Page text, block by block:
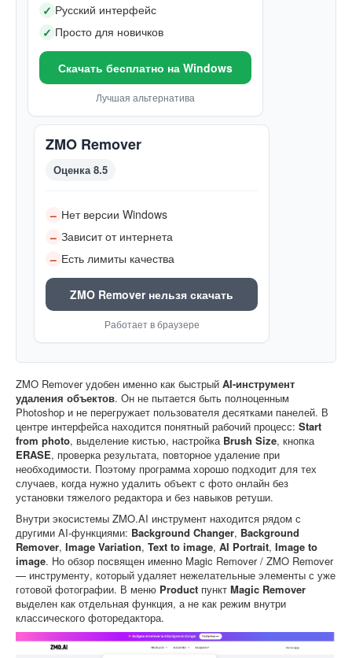
✓ Русский интерфейс
✓ Просто для новичков
Скачать бесплатно на Windows
Лучшая альтернатива
ZMO Remover
Оценка 8.5
– Нет версии Windows
– Зависит от интернета
– Есть лимиты качества
ZMO Remover нельзя скачать
Работает в браузере
ZMO Remover удобен именно как быстрый AI-инструмент
удаления объектов. Он не пытается быть полноценным
Photoshop и не перегружает пользователя десятками панелей. В
центре интерфейса находится понятный рабочий процесс: Start
from photo, выделение кистью, настройка Brush Size, кнопка
ERASE, проверка результата, повторное удаление при
необходимости. Поэтому программа хорошо подходит для тех
случаев, когда нужно удалить объект с фото онлайн без
установки тяжелого редактора и без навыков ретуши.
Внутри экосистемы ZMO.AI инструмент находится рядом с
другими AI-функциями: Background Changer, Background
Remover, Image Variation, Text to image, AI Portrait, Image to
image. Но обзор посвящен именно Magic Remover / ZMO Remover
— инструменту, который удаляет нежелательные элементы с уже
готовой фотографии. В меню Product пункт Magic Remover
выделен как отдельная функция, а не как режим внутри
классического фоторедактора.